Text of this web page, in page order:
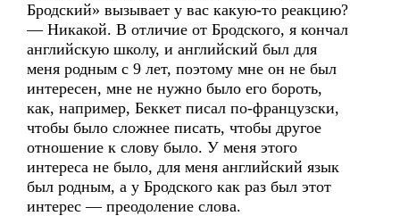
Бродский» вызывает у вас какую-то реакцию?
— Никакой. В отличие от Бродского, я кончал
английскую школу, и английский был для
меня родным с 9 лет, поэтому мне он не был
интересен, мне не нужно было его бороть,
как, например, Беккет писал по-французски,
чтобы было сложнее писать, чтобы другое
отношение к слову было. У меня этого
интереса не было, для меня английский язык
был родным, а у Бродского как раз был этот
интерес — преодоление слова.